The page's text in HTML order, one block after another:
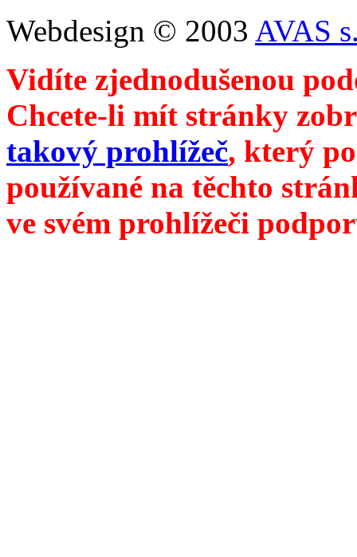
Webdesign © 2003 AVAS
Vidíte zjednodušenou
Chcete-li mít stránky
takový prohlížeč, který
používané na těchto
ve svém prohlížeči